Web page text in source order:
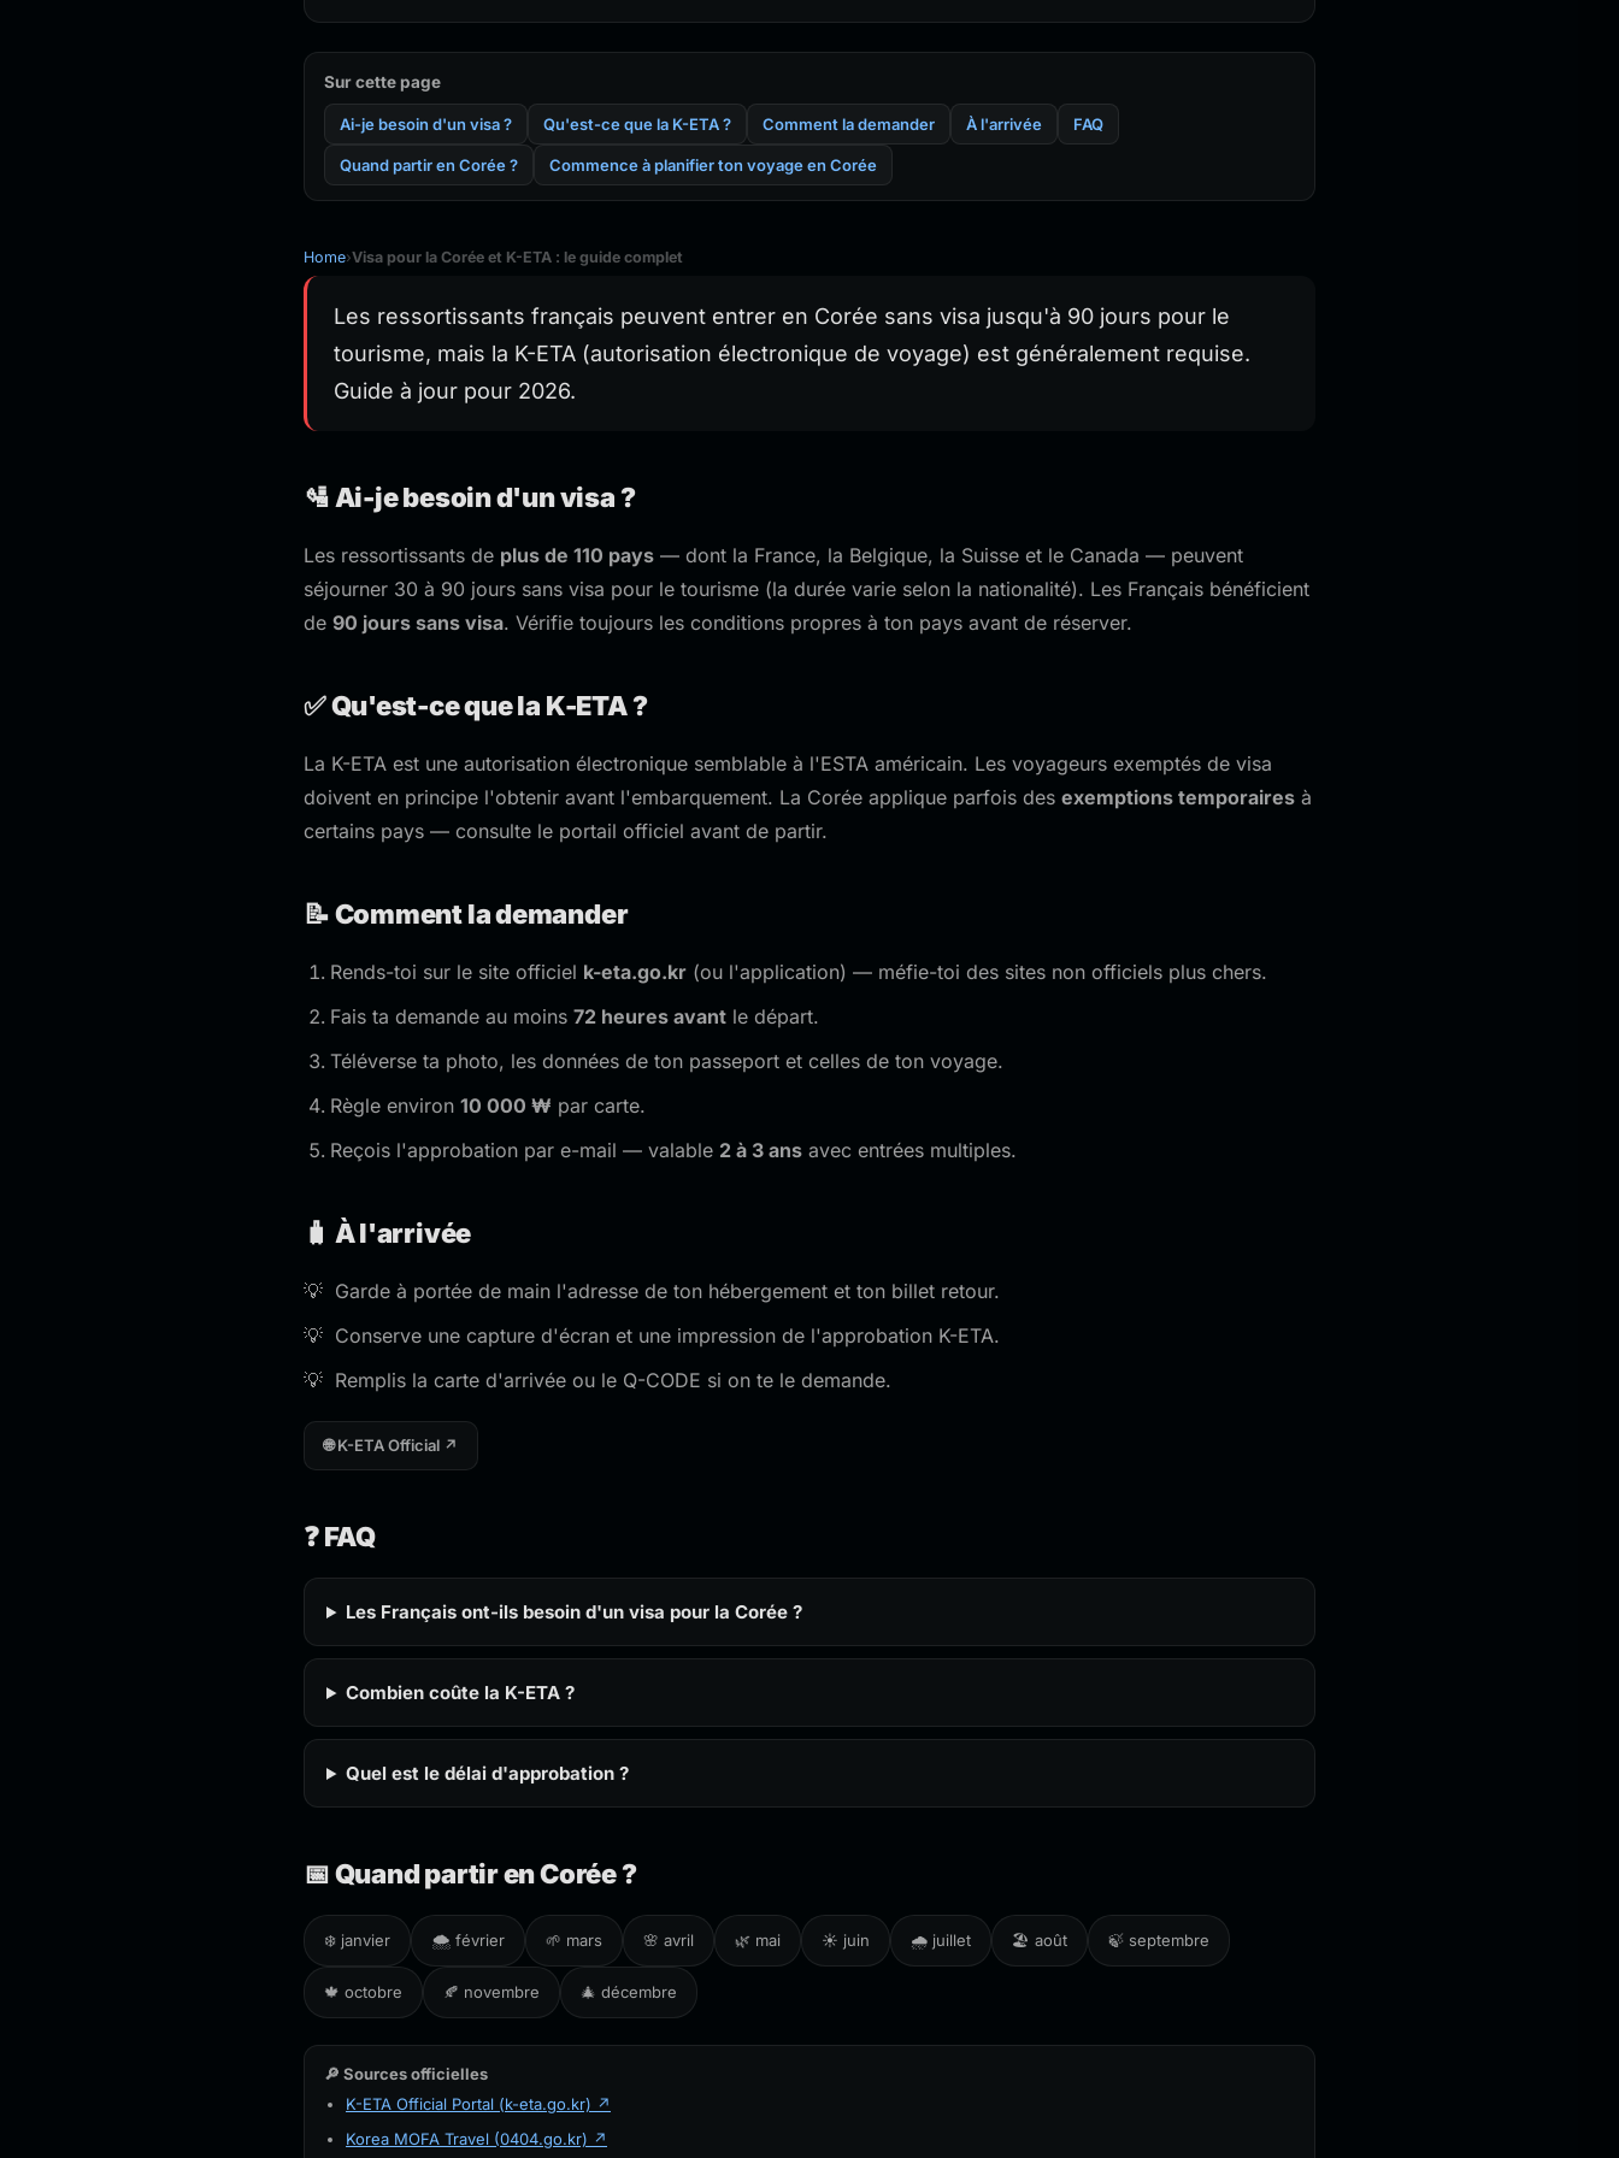
Sur cette page
Ai-je besoin d'un visa ? Qu'est-ce que la K-ETA ? Comment la demander À l'arrivée FAQ
Quand partir en Corée ? Commence à planifier ton voyage en Corée
Home›Visa pour la Corée et K-ETA : le guide complet
Les ressortissants français peuvent entrer en Corée sans visa jusqu'à 90 jours pour le
tourisme, mais la K-ETA (autorisation électronique de voyage) est généralement requise.
Guide à jour pour 2026.
🛂 Ai-je besoin d'un visa ?
Les ressortissants de plus de 110 pays — dont la France, la Belgique, la Suisse et le Canada — peuvent
séjourner 30 à 90 jours sans visa pour le tourisme (la durée varie selon la nationalité). Les Français bénéficient
de 90 jours sans visa. Vérifie toujours les conditions propres à ton pays avant de réserver.
✅ Qu'est-ce que la K-ETA ?
La K-ETA est une autorisation électronique semblable à l'ESTA américain. Les voyageurs exemptés de visa
doivent en principe l'obtenir avant l'embarquement. La Corée applique parfois des exemptions temporaires à
certains pays — consulte le portail officiel avant de partir.
📝 Comment la demander
Rends-toi sur le site officiel k-eta.go.kr (ou l'application) — méfie-toi des sites non officiels plus chers.
Fais ta demande au moins 72 heures avant le départ.
Téléverse ta photo, les données de ton passeport et celles de ton voyage.
Règle environ 10 000 ₩ par carte.
Reçois l'approbation par e-mail — valable 2 à 3 ans avec entrées multiples.
🧳 À l'arrivée
Garde à portée de main l'adresse de ton hébergement et ton billet retour.
Conserve une capture d'écran et une impression de l'approbation K-ETA.
Remplis la carte d'arrivée ou le Q-CODE si on te le demande.
🌐 K-ETA Official ↗
❓ FAQ
Les Français ont-ils besoin d'un visa pour la Corée ?
Combien coûte la K-ETA ?
Quel est le délai d'approbation ?
📅 Quand partir en Corée ?
❄️ janvier 🌨️ février 🌱 mars 🌸 avril 🌿 mai ☀️ juin 🌧️ juillet 🏖️ août 🍃 septembre
🍁 octobre 🍂 novembre 🎄 décembre
🔎 Sources officielles
K-ETA Official Portal (k-eta.go.kr) ↗
Korea MOFA Travel (0404.go.kr) ↗